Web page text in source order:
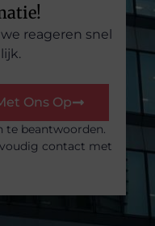
reageren snel
Ons Op
te beantwoorden.
contact met